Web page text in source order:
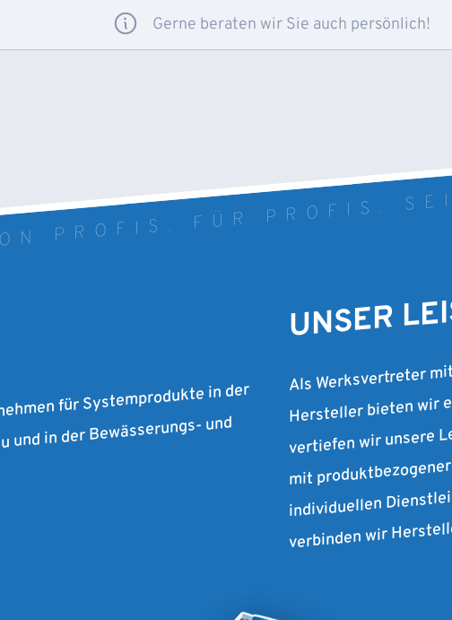
Gerne beraten wir Sie auch persönlich!
PROFIS. FÜR PROFIS.
für Systemprodukte in der
in der Bewässerungs- und
UNSER
Als Werksvertreter
Hersteller bieten
vertiefen wir unsere
mit
individuellen
verbinden wir